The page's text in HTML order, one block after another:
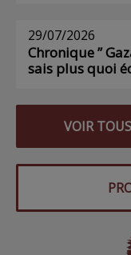
29/07/2026
Chronique ”
sais plus quoi
VOIR